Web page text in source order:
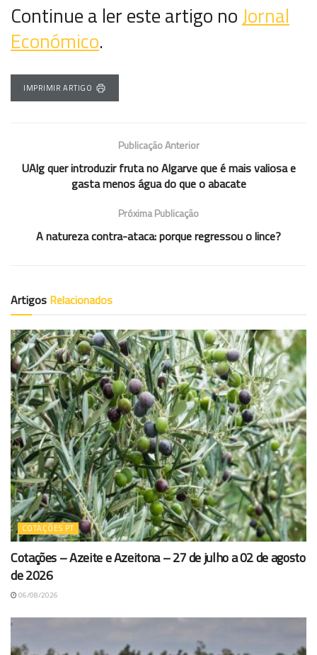
Continue a ler este artigo noJornal
Económico.
IMPRIMIR ARTIGO
Publicação Anterior
UAlg quer introduzir fruta no Algarve que é mais valiosa e
gasta menos água do que o abacate
Próxima Publicação
A natureza contra-ataca: porque regressou o lince?
Artigos Relacionados
COTAÇÕES PT
Cotações – Azeite e Azeitona – 27 de julho a 02 de agosto
de 2026
06/08/2026